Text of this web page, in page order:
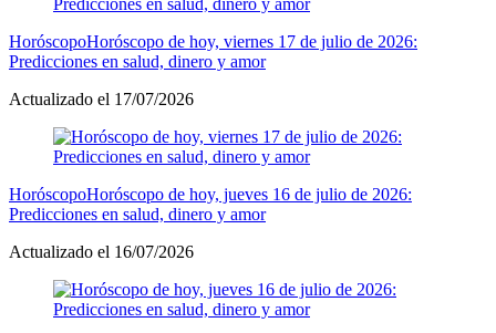
HoróscopoHoróscopo de hoy, viernes 17 de julio de 2026:
Predicciones en salud, dinero y amor
Actualizado el 17/07/2026
HoróscopoHoróscopo de hoy, jueves 16 de julio de 2026:
Predicciones en salud, dinero y amor
Actualizado el 16/07/2026